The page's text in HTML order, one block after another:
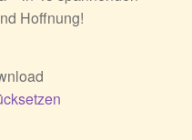
Hoffnung!